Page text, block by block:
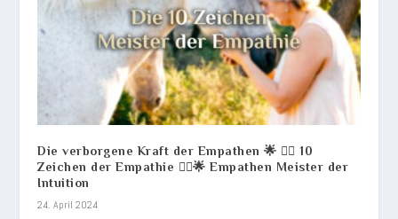
Die verborgene Kraft der Empathen 🌟 💆‍♀️ 10
Zeichen der Empathie 💆‍♂️🌟 Empathen Meister der
Intuition
24. April 2024